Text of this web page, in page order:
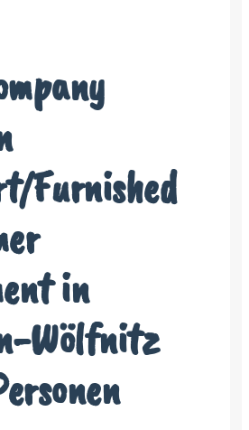
Furnished
in
Wölfnitz